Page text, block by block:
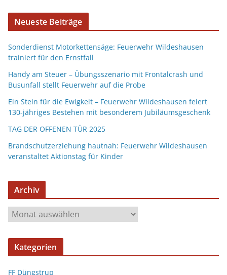
Neueste Beiträge
Sonderdienst Motorkettensäge: Feuerwehr Wildeshausen
trainiert für den Ernstfall
Handy am Steuer – Übungsszenario mit Frontalcrash und
Busunfall stellt Feuerwehr auf die Probe
Ein Stein für die Ewigkeit – Feuerwehr Wildeshausen feiert
130-jähriges Bestehen mit besonderem Jubiläumsgeschenk
TAG DER OFFENEN TÜR 2025
Brandschutzerziehung hautnah: Feuerwehr Wildeshausen
veranstaltet Aktionstag für Kinder
Archiv
Kategorien
FF Düngstrup